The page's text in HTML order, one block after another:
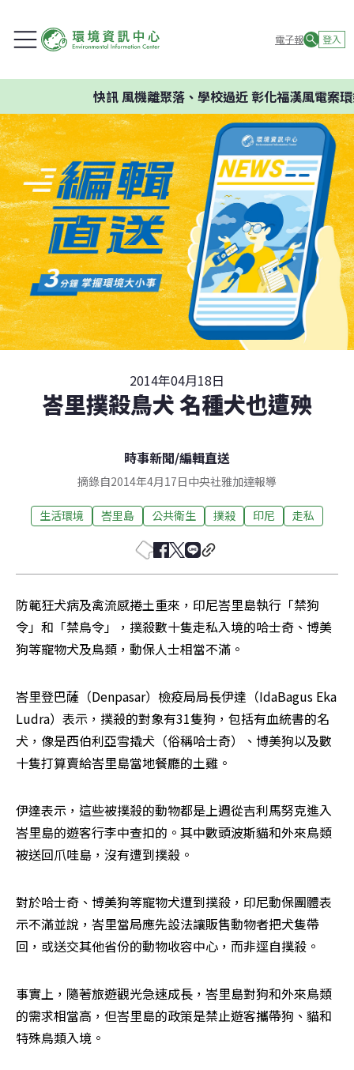
電子報 登入
快訊風機離聚落、學校過近 彰化福漢風電案環
2014年04月18日
峇里撲殺鳥犬 名種犬也遭殃
時事新聞/編輯直送
摘錄自2014年4月17日中央社雅加達報導
生活環境 峇里島 公共衛生 撲殺 印尼 走私
防範狂犬病及禽流感捲土重來，印尼峇里島執行「禁狗
令」和「禁鳥令」，撲殺數十隻走私入境的哈士奇、博美
狗等寵物犬及鳥類，動保人士相當不滿。
峇里登巴薩（Denpasar）檢疫局局長伊達（IdaBagus Eka
Ludra）表示，撲殺的對象有31隻狗，包括有血統書的名
犬，像是西伯利亞雪撬犬（俗稱哈士奇）、博美狗以及數
十隻打算賣給峇里島當地餐廳的土雞。
伊達表示，這些被撲殺的動物都是上週從吉利馬努克進入
峇里島的遊客行李中查扣的。其中數頭波斯貓和外來鳥類
被送回爪哇島，沒有遭到撲殺。
對於哈士奇、博美狗等寵物犬遭到撲殺，印尼動保團體表
示不滿並說，峇里當局應先設法讓販售動物者把犬隻帶
回，或送交其他省份的動物收容中心，而非逕自撲殺。
事實上，隨著旅遊觀光急速成長，峇里島對狗和外來鳥類
的需求相當高，但峇里島的政策是禁止遊客攜帶狗、貓和
特殊鳥類入境。